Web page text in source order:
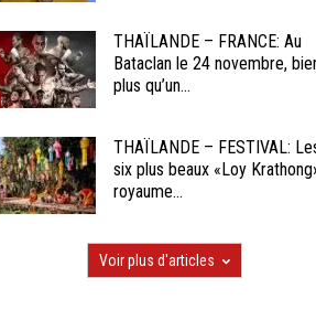
THAÏLANDE – FRANCE: Au
Bataclan le 24 novembre,
plus qu’un...
THAÏLANDE – FESTIVAL:
six plus beaux «Loy
royaume...
Voir plus d'articles